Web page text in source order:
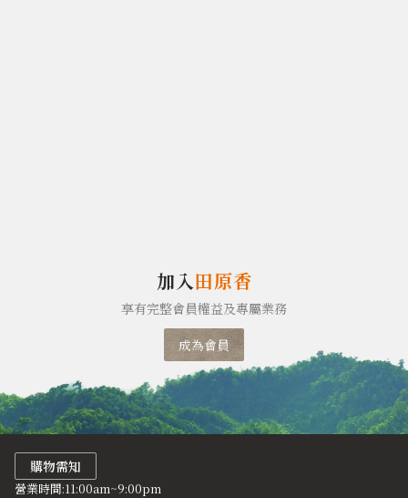
加入田原香
享有完整會員權益及專屬業務
成為會員
購物需知
營業時間:11:00am~9:00pm